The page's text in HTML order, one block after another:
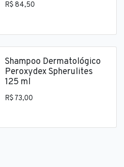
R$ 84,50
Shampoo Dermatológico
Peroxydex Spherulites
125 ml
R$ 73,00